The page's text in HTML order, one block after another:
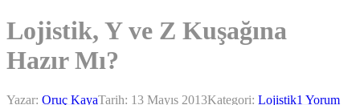
Lojistik, Y ve Z Kuşağına
Hazır Mı?
Yazar: Oruç KayaTarih: 13 Mayıs 2013Kategori: Lojistik1 Yorum